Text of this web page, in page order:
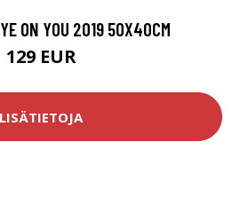
ON YOU 2019 50X40CM
129 EUR
LISÄTIETOJA